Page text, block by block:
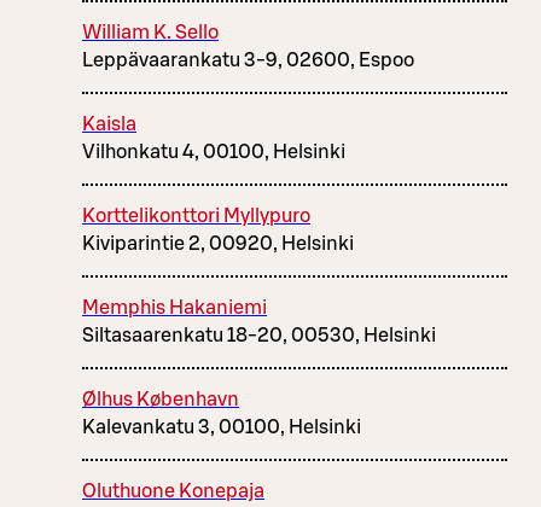
William K. Sello
Leppävaarankatu 3-9, 02600, Espoo
Kaisla
Vilhonkatu 4, 00100, Helsinki
Korttelikonttori Myllypuro
Kiviparintie 2, 00920, Helsinki
Memphis Hakaniemi
Siltasaarenkatu 18-20, 00530, Helsinki
Ølhus København
Kalevankatu 3, 00100, Helsinki
Oluthuone Konepaja